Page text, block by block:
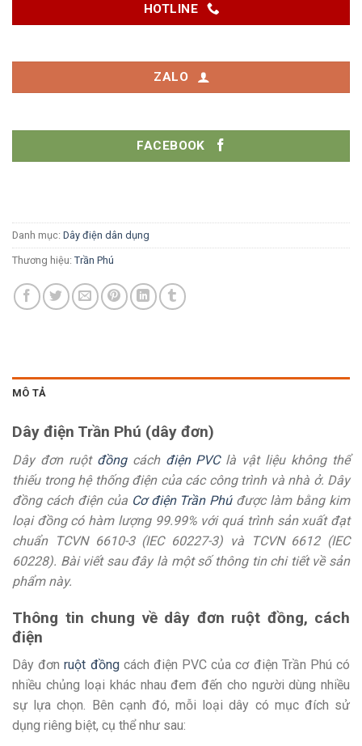
HOTLINE
ZALO
FACEBOOK
Danh mục: Dây điện dân dụng
Thương hiệu: Trần Phú
MÔ TẢ
Dây điện Trần Phú (dây đơn)
Dây đơn ruột đồngcách điện PVClà vật liệu không thể
thiếu trong hệ thống điện của các công trình và nhà ở. Dây
đồng cách điện của Cơ điện Trần Phúđược làm bằng kim
loại đồng có hàm lượng 99.99% với quá trình sản xuất đạt
chuẩn TCVN 6610-3 (IEC 60227-3) và TCVN 6612 (IEC
60228). Bài viết sau đây là một số thông tin chi tiết về sản
phẩm này.
Thông tin chung về dây đơn ruột đồng, cách
điện
Dây đơnruột đồngcách điện PVC của cơ điện Trần Phú có
nhiều chủng loại khác nhau đem đến cho người dùng nhiều
sự lựa chọn. Bên cạnh đó, mỗi loại dây có mục đích sử
dụng riêng biệt, cụ thể như sau: